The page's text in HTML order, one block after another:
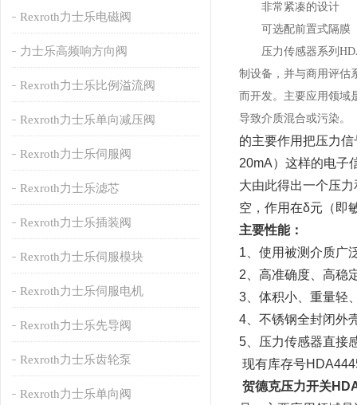
Rexroth力士乐电磁阀
力士乐高频响方向阀
Rexroth力士乐比例溢流阀
Rexroth力士乐单向减压阀
Rexroth力士乐伺服阀
Rexroth力士乐滤芯
Rexroth力士乐插装阀
Rexroth力士乐伺服模块
Rexroth力士乐伺服电机
Rexroth力士乐先导阀
Rexroth力士乐齿轮泵
Rexroth力士乐单向阀
非常紧凑的设计
可选配前置式隔膜
压力传感器系列HDA
制设备，并与商用评估
而开发。主要应用领域
导致介质混合或污染。
的主要作用把压力
20mA）这样的电子
大由此得出一个压
空，作用在δ元（即
主要性能：
1、使用被测介质广
2、高准确度、高稳
3、体积小、重量轻
4、不锈钢全封闭外
5、压力传感器直接
现有库存号
贺德克压力开关